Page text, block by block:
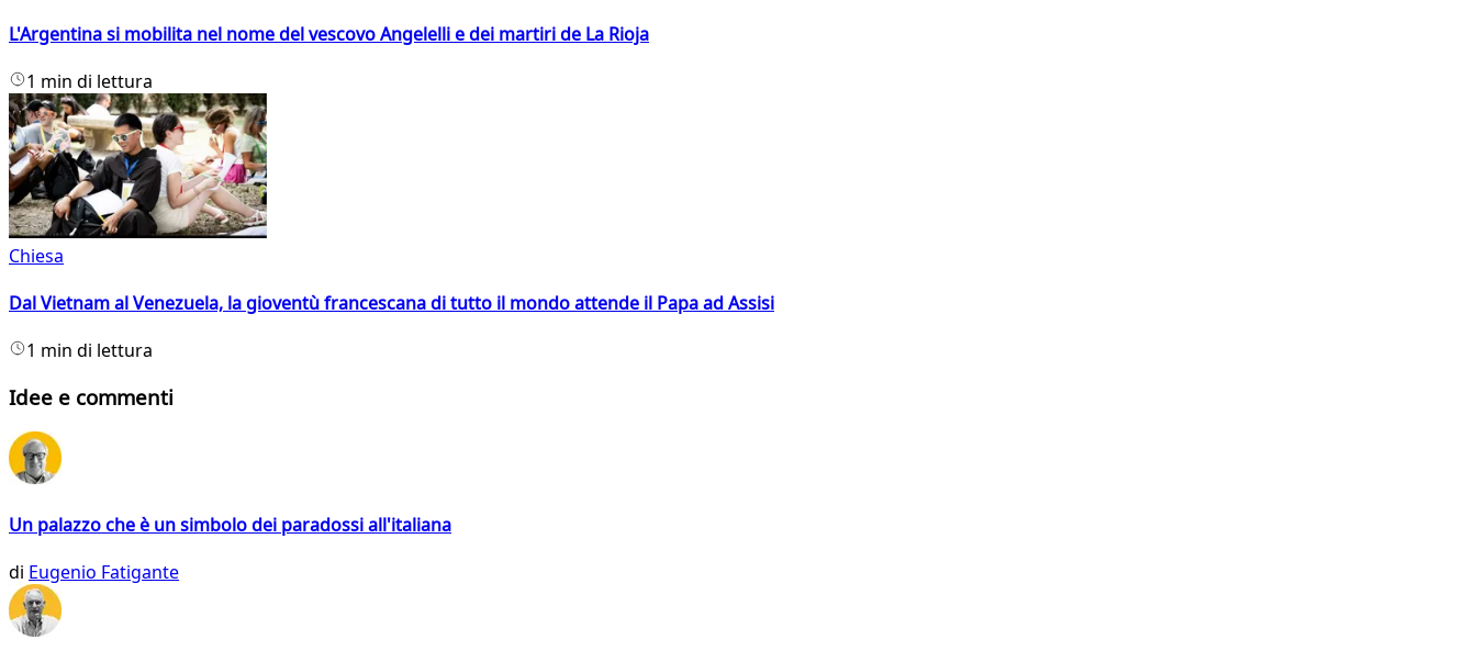
L'Argentina si mobilita nel nome del vescovo Angelelli e dei martiri de La Rioja
1 min di lettura
Chiesa
Dal Vietnam al Venezuela, la gioventù francescana di tutto il mondo attende il Papa ad Assisi
1 min di lettura
Idee e commenti
Un palazzo che è un simbolo dei paradossi all'italiana
di Eugenio Fatigante